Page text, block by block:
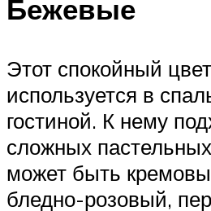
Бежевые
Этот спокойный
используется в
гостиной. К нему
сложных
может быть
бледно-розовый,